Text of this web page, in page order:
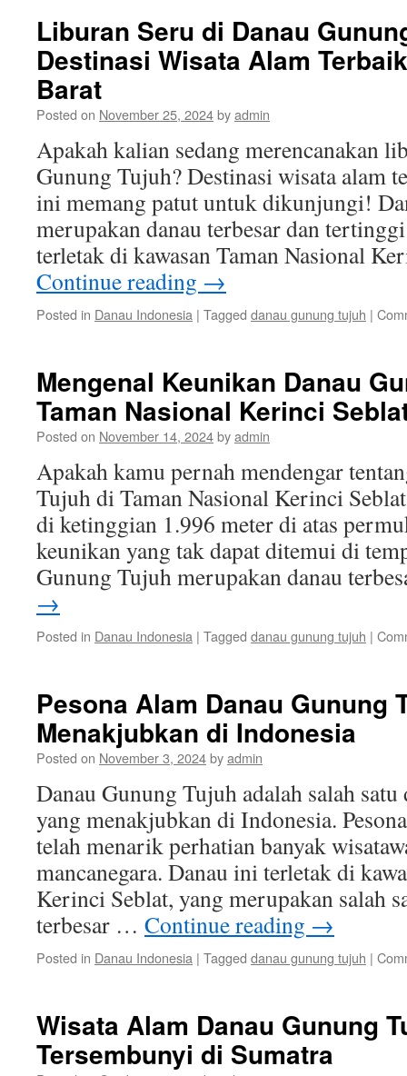
Liburan Seru di Danau
Destinasi Wisata Alam
Barat
Posted on November 25, 2024byadmin
Apakah kalian sedang merencanakan
Gunung Tujuh? Destinasi wisata alam
ini memang patut untuk dikunjungi!
merupakan danau terbesar dan
terletak di kawasan Taman Nasional
Continue reading →
Posted in Danau Indonesia | Tagged danau gunung tujuh |
Mengenal Keunikan Danau
Taman Nasional Kerinci
Posted on November 14, 2024byadmin
Apakah kamu pernah mendengar
Tujuh di Taman Nasional Kerinci
di ketinggian 1.996 meter di atas
keunikan yang tak dapat ditemui di
Gunung Tujuh merupakan danau
→
Posted in Danau Indonesia | Tagged danau gunung tujuh |
Pesona Alam Danau Gunung
Menakjubkan di Indonesia
Posted on November 3, 2024byadmin
Danau Gunung Tujuh adalah salah
yang menakjubkan di Indonesia.
telah menarik perhatian banyak
mancanegara. Danau ini terletak di
Kerinci Seblat, yang merupakan salah
terbesar … Continue reading →
Posted in Danau Indonesia | Tagged danau gunung tujuh |
Wisata Alam Danau Gunung
Tersembunyi di Sumatra